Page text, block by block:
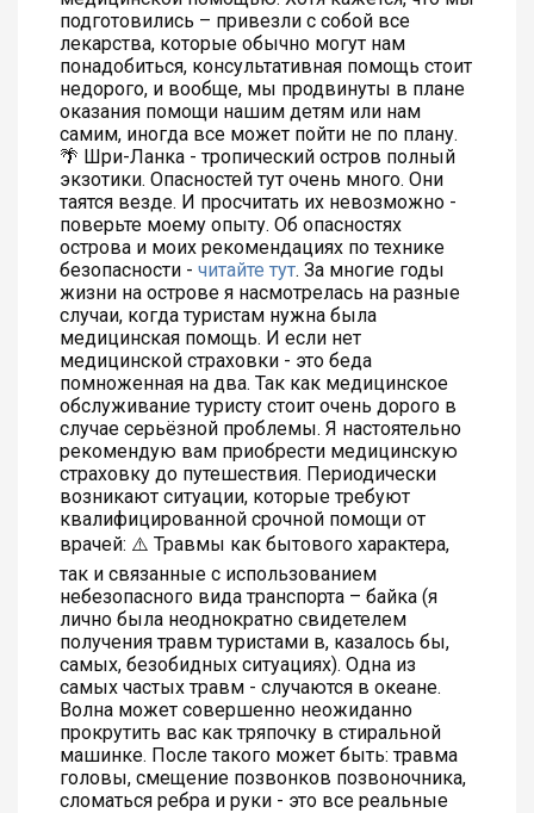
подготовились – привезли с собой все
лекарства, которые обычно могут нам
понадобиться, консультативная помощь стоит
недорого, и вообще, мы продвинуты в плане
оказания помощи нашим детям или нам
самим, иногда все может пойти не по плану.
🌴 Шри-Ланка - тропический остров полный
экзотики. Опасностей тут очень много. Они
таятся везде. И просчитать их невозможно -
поверьте моему опыту. Об опасностях
острова и моих рекомендациях по технике
безопасности - читайте тут. За многие годы
жизни на острове я насмотрелась на разные
случаи, когда туристам нужна была
медицинская помощь. И если нет
медицинской страховки - это беда
помноженная на два. Так как медицинское
обслуживание туристу стоит очень дорого в
случае серьёзной проблемы. Я настоятельно
рекомендую вам приобрести медицинскую
страховку до путешествия. Периодически
возникают ситуации, которые требуют
квалифицированной срочной помощи от
врачей: ⚠️ Травмы как бытового характера,
так и связанные с использованием
небезопасного вида транспорта – байка (я
лично была неоднократно свидетелем
получения травм туристами в, казалось бы,
самых, безобидных ситуациях). Одна из
самых частых травм - случаются в океане.
Волна может совершенно неожиданно
прокрутить вас как тряпочку в стиральной
машинке. После такого может быть: травма
головы, смещение позвонков позвоночника,
сломаться ребра и руки - это все реальные